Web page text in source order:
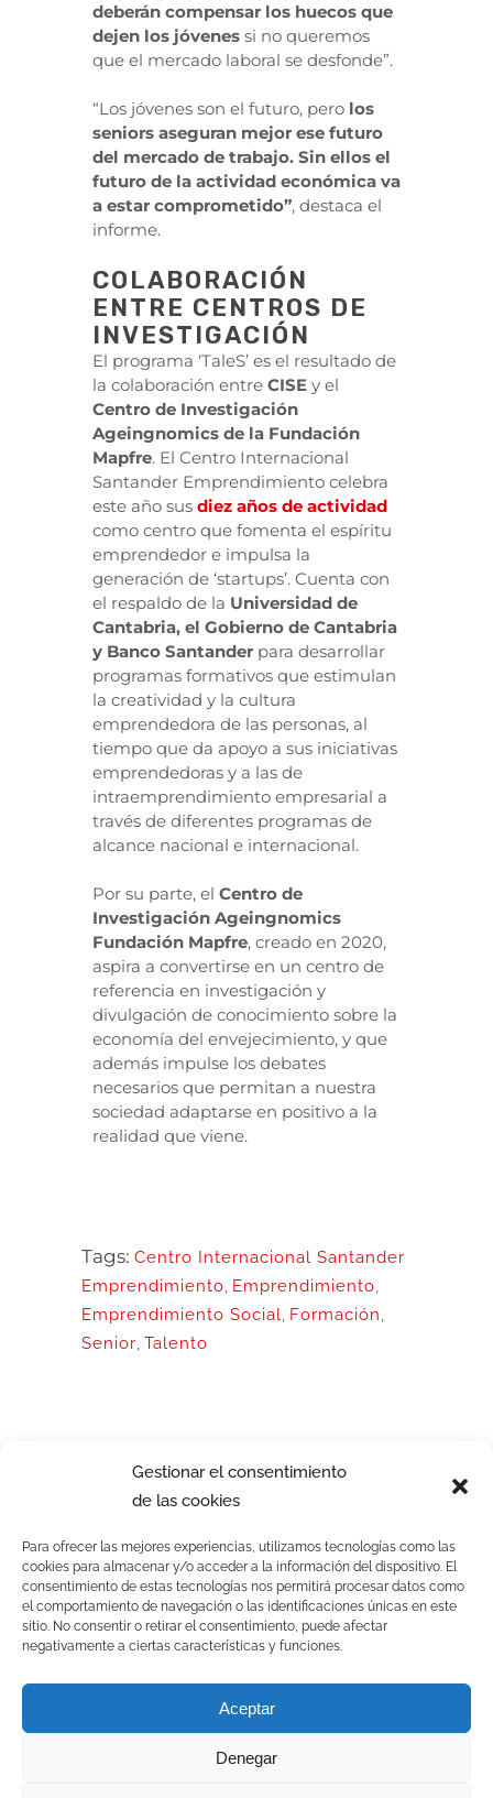
Gestionar el consentimiento
de las cookies
Para ofrecer las mejores experiencias, utilizamos tecnologías como las
cookies para almacenar y/o acceder a la información del dispositivo. El
consentimiento de estas tecnologías nos permitirá procesar datos como
el comportamiento de navegación o las identificaciones únicas en este
sitio. No consentir o retirar el consentimiento, puede afectar
negativamente a ciertas características y funciones.
Aceptar
Denegar
deberán compensar los huecos que
dejen los jóvenes si no queremos
que el mercado laboral se desfonde”.
“Los jóvenes son el futuro, pero los
seniors aseguran mejor ese futuro
del mercado de trabajo. Sin ellos el
futuro de la actividad económica va
a estar comprometido”, destaca el
informe.
COLABORACIÓN
ENTRE CENTROS DE
INVESTIGACIÓN
El programa ‘TaleS’ es el resultado de
la colaboración entre CISE y el
Centro de Investigación
Ageingnomics de la Fundación
Mapfre. El Centro Internacional
Santander Emprendimiento celebra
este año sus diez años de actividad
como centro que fomenta el espíritu
emprendedor e impulsa la
generación de ‘startups’. Cuenta con
el respaldo de la Universidad de
Cantabria, el Gobierno de Cantabria
y Banco Santander para desarrollar
programas formativos que estimulan
la creatividad y la cultura
emprendedora de las personas, al
tiempo que da apoyo a sus iniciativas
emprendedoras y a las de
intraemprendimiento empresarial a
través de diferentes programas de
alcance nacional e internacional.
Por su parte, el Centro de
Investigación Ageingnomics
Fundación Mapfre, creado en 2020,
aspira a convertirse en un centro de
referencia en investigación y
divulgación de conocimiento sobre la
economía del envejecimiento, y que
además impulse los debates
necesarios que permitan a nuestra
sociedad adaptarse en positivo a la
realidad que viene.
Tags: Centro Internacional Santander
Emprendimiento, Emprendimiento,
Emprendimiento Social, Formación,
Senior, Talento